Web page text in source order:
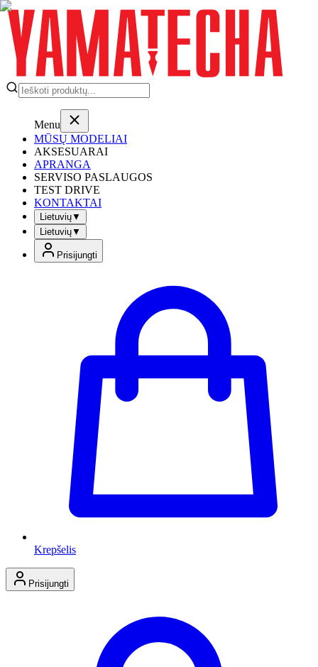
Menu
MŪSŲ MODELIAI
AKSESUARAI
APRANGA
SERVISO PASLAUGOS
TEST DRIVE
KONTAKTAI
Lietuvių▼
Lietuvių▼
Prisijungti
Krepšelis
Prisijungti